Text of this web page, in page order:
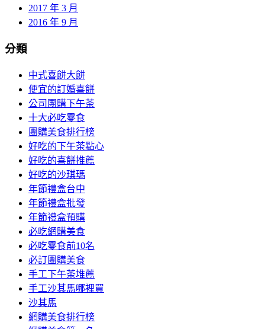
2017 年 3 月
2016 年 9 月
分類
中式喜餅大餅
便宜的訂婚喜餅
公司團購下午茶
十大必吃零食
團購美食排行榜
好吃的下午茶點心
好吃的喜餅推薦
好吃的沙琪瑪
年節禮盒台中
年節禮盒批發
年節禮盒預購
必吃網購美食
必吃零食前10名
必訂團購美食
手工下午茶堆薦
手工沙其馬哪裡買
沙其馬
網購美食排行榜